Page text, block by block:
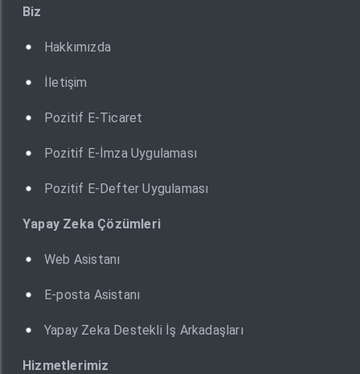
Biz
Hakkımızda
İletişim
Pozitif E-Ticaret
Pozitif E-İmza Uygulaması
Pozitif E-Defter Uygulaması
Yapay Zeka Çözümleri
Web Asistanı
E-posta Asistanı
Yapay Zeka Destekli İş Arkadaşları
Hizmetlerimiz